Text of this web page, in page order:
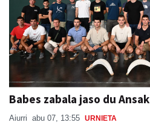
Babes zabala jaso du Ansak
Aiurri abu 07, 13:55 URNIETA